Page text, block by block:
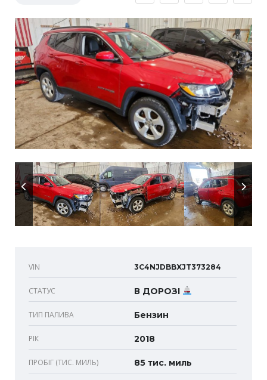
VIN 3C4NJDBBXJT373284
СТАТУС В ДОРОЗІ
ТИП ПАЛИВА Бензин
РІК 2018
ПРОБІГ (ТИС. МИЛЬ) 85 тис. миль